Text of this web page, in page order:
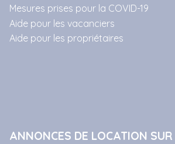
Mesures prises pour la COVID-19
Aide pour les vacanciers
Aide pour les propriétaires
ANNONCES DE LOCATION SUR